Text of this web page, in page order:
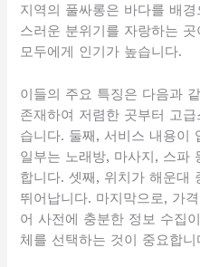
지역의 풀싸롱은 바다를 배
스러운 분위기를 자랑하는
모두에게 인기가 높습니다.
이들의 주요 특징은 다음과
존재하여 저렴한 곳부터 고
습니다. 둘째, 서비스 내용이
일부는 노래방, 마사지, 스파
합니다. 셋째, 위치가 해운대
뛰어납니다. 마지막으로, 가
어 사전에 충분한 정보 수집
체를 선택하는 것이 중요합니